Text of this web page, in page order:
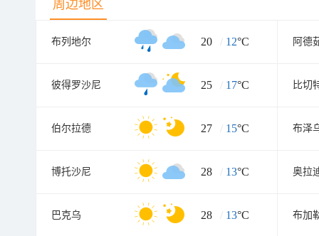
周边地区
布列地尔 20 / 12°C 阿德
彼得罗沙尼 25 / 17°C 比切
伯尔拉德 27 / 15°C 布泽
博托沙尼 28 / 13°C 奥拉
巴克乌 28 / 13°C